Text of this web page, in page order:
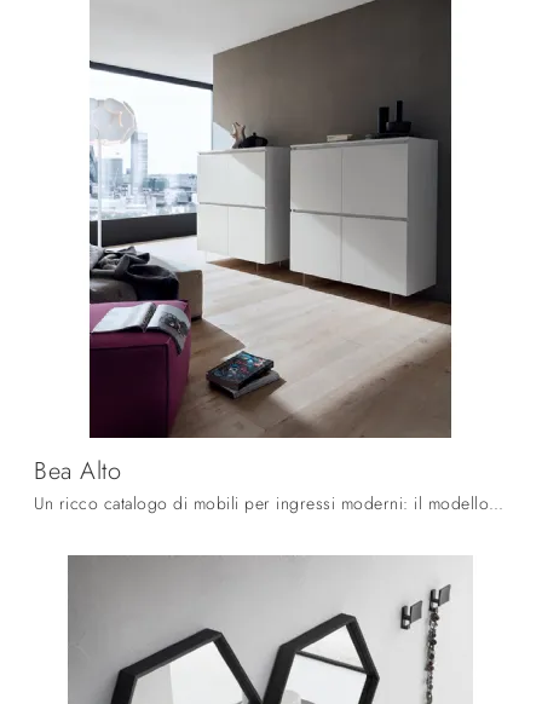
Bea Alto
Un ricco catalogo di mobili per ingressi moderni: il modello Bea Alto La Primavera in laminato ti aspetta per ultimare l'arredamento.